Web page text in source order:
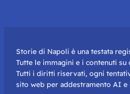
Storie di Napoli è una testata
Tutte le immagini e i contenuti
Tutti i diritti riservati, ogni
sito web per addestramento AI